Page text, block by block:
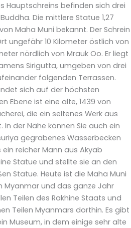
Hauptschreins befinden sich drei
Die mittlere Statue 1,27
Maha Muni bekannt. Der Schrein
ungefähr 10 Kilometer östlich von
nördlich von Mrauk Oo. Er liegt
Sirigutta, umgeben von drei
folgenden Terrassen.
sich auf der höchsten
Ebene ist eine alte, 1439 von
die ein seltenes Werk aus
der Nähe können Sie auch ein
gegrabenes Wasserbecken
reicher Mann aus Akyab
Statue und stellte sie an den
Statue. Heute ist die Maha Muni
Myanmar und das ganze Jahr
Teilen des Rakhine Staats und
Teilen Myanmars dorthin. Es gibt
Museum, in dem einige sehr alte